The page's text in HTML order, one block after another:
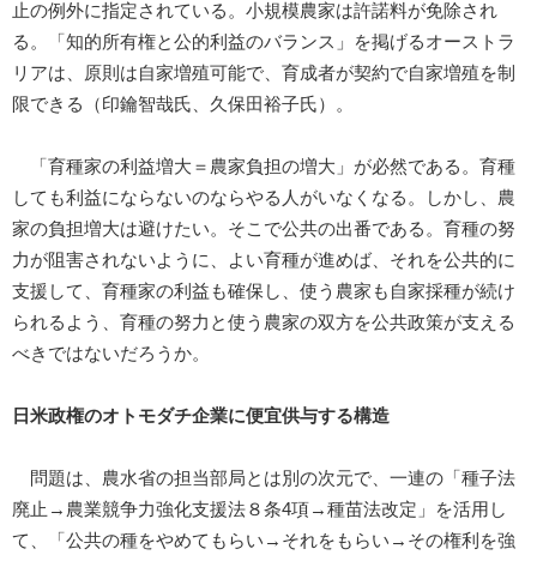
止の例外に指定されている。小規模農家は許諾料が免除され
る。「知的所有権と公的利益のバランス」を掲げるオーストラ
リアは、原則は自家増殖可能で、育成者が契約で自家増殖を制
限できる（印鑰智哉氏、久保田裕子氏）。
「育種家の利益増大＝農家負担の増大」が必然である。育種
しても利益にならないのならやる人がいなくなる。しかし、農
家の負担増大は避けたい。そこで公共の出番である。育種の努
力が阻害されないように、よい育種が進めば、それを公共的に
支援して、育種家の利益も確保し、使う農家も自家採種が続け
られるよう、育種の努力と使う農家の双方を公共政策が支える
べきではないだろうか。
日米政権のオトモダチ企業に便宜供与する構造
問題は、農水省の担当部局とは別の次元で、一連の「種子法
廃止→農業競争力強化支援法８条4項→種苗法改定」を活用し
て、「公共の種をやめてもらい→それをもらい→その権利を強